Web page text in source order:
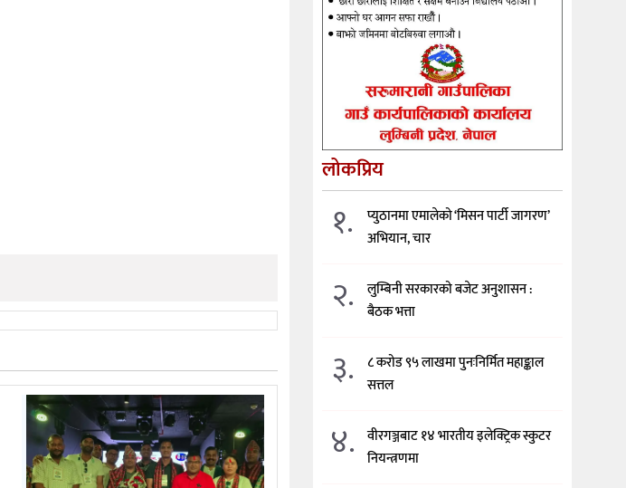
लोकप्रिय
१.
प्युठानमा एमालेको ‘मिसन पार्टी जागरण’
अभियान, चार
२.
लुम्बिनी सरकारको बजेट अनुशासन :
बैठक भत्ता
३.
८ करोड ९५ लाखमा पुनःनिर्मित महाङ्काल
सत्तल
४.
वीरगञ्जबाट १४ भारतीय इलेक्ट्रिक स्कुटर
नियन्त्रणमा